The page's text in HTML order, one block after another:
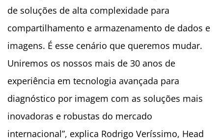
de soluções de alta complexidade para
compartilhamento e armazenamento de dados e
imagens. É esse cenário que queremos mudar.
Uniremos os nossos mais de 30 anos de
experiência em tecnologia avançada para
diagnóstico por imagem com as soluções mais
inovadoras e robustas do mercado
internacional”, explica Rodrigo Veríssimo, Head